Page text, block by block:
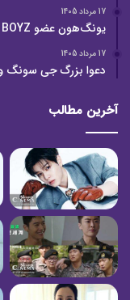
17 مرداد 1405
یونگ‌هون عضو THE BOYZ به آژانس جدید پیوست
17 مرداد 1405
دعوا بزرگ جی سونگ
آخرین مطالب